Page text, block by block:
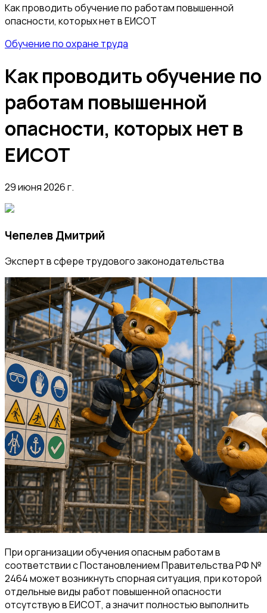
Как проводить обучение по работам повышенной
опасности, которых нет в ЕИСОТ
Обучение по охране труда
Как проводить обучение по
работам повышенной
опасности, которых нет в
ЕИСОТ
29 июня 2026 г.
Чепелев Дмитрий
Эксперт в сфере трудового законодательства
При организации обучения опасным работам в
соответствии с Постановлением Правительства РФ №
2464 может возникнуть спорная ситуация, при которой
отдельные виды работ повышенной опасности
отсутствую в ЕИСОТ, а значит полностью выполнить